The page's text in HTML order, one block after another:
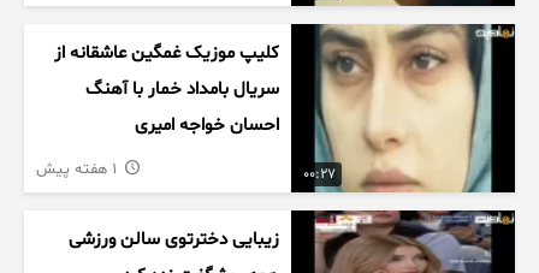
00:27
کلیپ موزیک غمگین عاشقانه از
سریال بامداد خمار با آهنگ
احسان خواجه امیری
زیبایی دخترتوی سالن ورزشی